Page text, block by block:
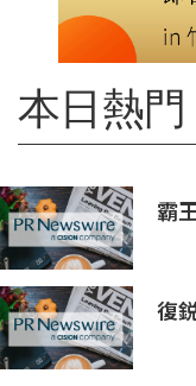
本日熱門
霸
復